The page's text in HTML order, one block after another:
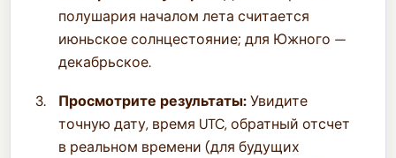
полушария началом лета считается
июньское солнцестояние; для Южного —
декабрьское.
Просмотрите результаты:Увидите
точную дату, время UTC, обратный отсчет
в реальном времени (для будущих